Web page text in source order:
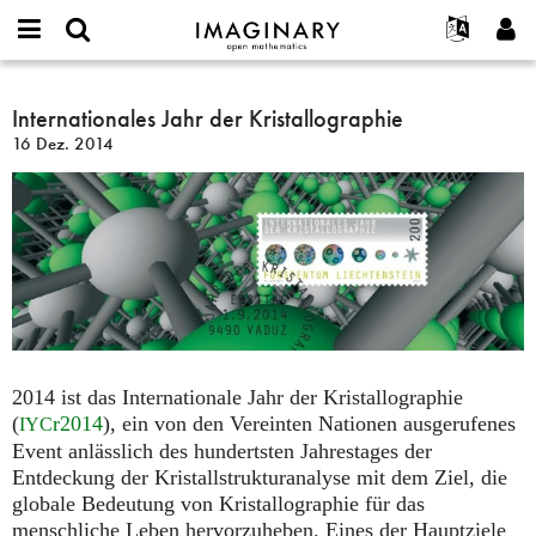
IMAGINARY
open
Français
한국어
Español
Türkçe
Programme
Hands-on
Filme
Texte
Ausstellungen
Mehr...
Projekte
Kontakt
or
username
*
Passwort
Neues Benutzerkonto erstellen
Neues Passwort anfordern
Suche
Internationales
Jahr
der
Kristallographie
Internationales Jahr der Kristallographie
16 Dez. 2014
2014 ist das Internationale Jahr der Kristallographie
(IYCr2014), ein von den Vereinten Nationen ausgerufenes
Event anlässlich des hundertsten Jahrestages der
Entdeckung der Kristallstrukturanalyse mit dem Ziel, die
globale Bedeutung von Kristallographie für das
menschliche Leben hervorzuheben. Eines der Hauptziele